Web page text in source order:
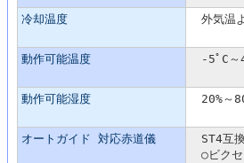
冷却温度 外気温
動作可能温度 -5ﾟC～
動作可能湿度 20%～
オートガイド 対応赤道儀
ST4互
○ビクセ